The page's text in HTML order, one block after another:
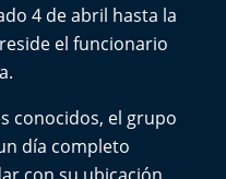
4 de abril hasta la
el funcionario
conocidos, el grupo
día completo